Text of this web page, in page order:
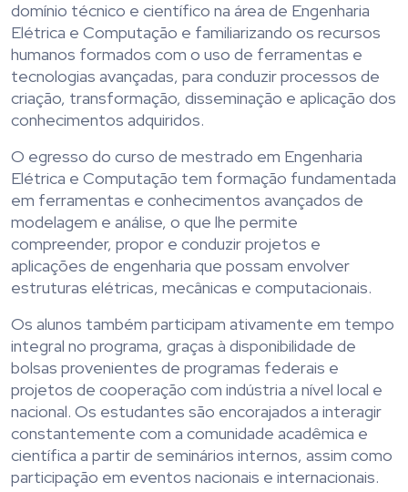
domínio técnico e científico na área de Engenharia
Elétrica e Computação e familiarizando os recursos
humanos formados com o uso de ferramentas e
tecnologias avançadas, para conduzir processos de
criação, transformação, disseminação e aplicação dos
conhecimentos adquiridos.
O egresso do curso de mestrado em Engenharia
Elétrica e Computação tem formação fundamentada
em ferramentas e conhecimentos avançados de
modelagem e análise, o que lhe permite
compreender, propor e conduzir projetos e
aplicações de engenharia que possam envolver
estruturas elétricas, mecânicas e computacionais.
Os alunos também participam ativamente em tempo
integral no programa, graças à disponibilidade de
bolsas provenientes de programas federais e
projetos de cooperação com indústria a nível local e
nacional. Os estudantes são encorajados a interagir
constantemente com a comunidade acadêmica e
científica a partir de seminários internos, assim como
participação em eventos nacionais e internacionais.